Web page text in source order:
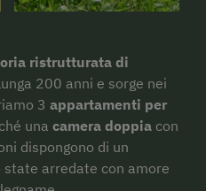
ristrutturata di
200 anni e sorge nei
3 appartamenti per
una camera doppia con
dispongono di un
state arredate con amore